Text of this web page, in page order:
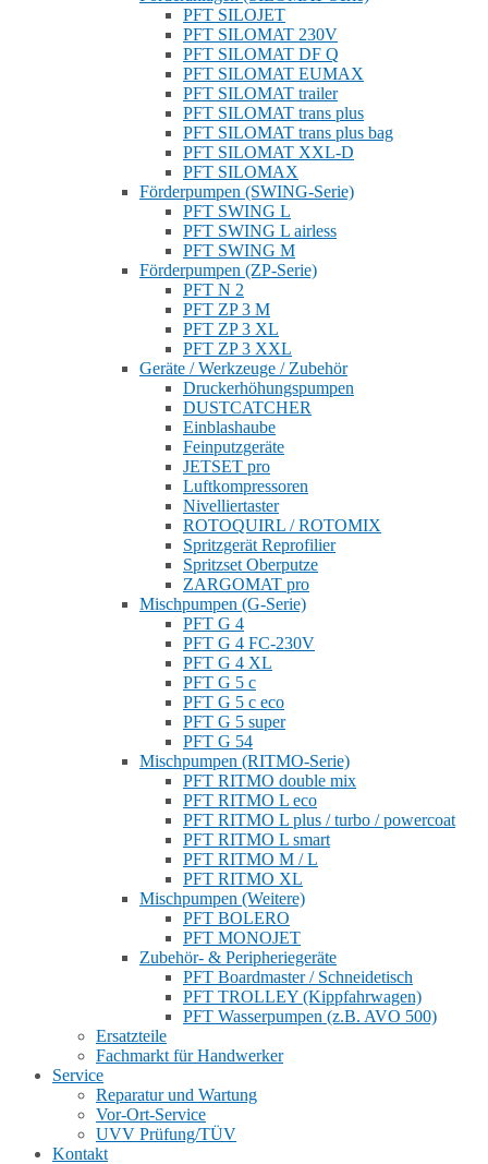
PFT SILOJET
PFT SILOMAT 230V
PFT SILOMAT DF Q
PFT SILOMAT EUMAX
PFT SILOMAT trailer
PFT SILOMAT trans plus
PFT SILOMAT trans plus bag
PFT SILOMAT XXL-D
PFT SILOMAX
Förderpumpen (SWING-Serie)
PFT SWING L
PFT SWING L airless
PFT SWING M
Förderpumpen (ZP-Serie)
PFT N 2
PFT ZP 3 M
PFT ZP 3 XL
PFT ZP 3 XXL
Geräte / Werkzeuge / Zubehör
Druckerhöhungspumpen
DUSTCATCHER
Einblashaube
Feinputzgeräte
JETSET pro
Luftkompressoren
Nivelliertaster
ROTOQUIRL / ROTOMIX
Spritzgerät Reprofilier
Spritzset Oberputze
ZARGOMAT pro
Mischpumpen (G-Serie)
PFT G 4
PFT G 4 FC-230V
PFT G 4 XL
PFT G 5 c
PFT G 5 c eco
PFT G 5 super
PFT G 54
Mischpumpen (RITMO-Serie)
PFT RITMO double mix
PFT RITMO L eco
PFT RITMO L plus / turbo / powercoat
PFT RITMO L smart
PFT RITMO M / L
PFT RITMO XL
Mischpumpen (Weitere)
PFT BOLERO
PFT MONOJET
Zubehör- & Peripheriegeräte
PFT Boardmaster / Schneidetisch
PFT TROLLEY (Kippfahrwagen)
PFT Wasserpumpen (z.B. AVO 500)
Ersatzteile
Fachmarkt für Handwerker
Service
Reparatur und Wartung
Vor-Ort-Service
UVV Prüfung/TÜV
Kontakt